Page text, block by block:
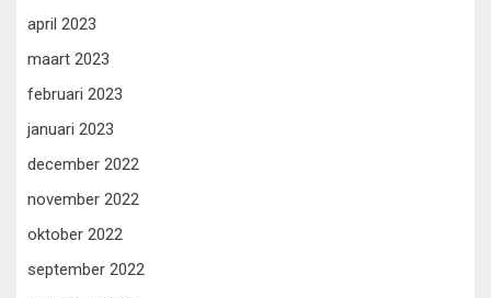
april 2023
maart 2023
februari 2023
januari 2023
december 2022
november 2022
oktober 2022
september 2022